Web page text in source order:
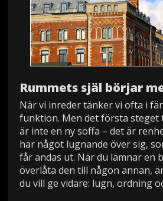
Rummets själ börjar
När vi inreder tänker vi ofta i
funktion. Men det första steget
är inte en ny soffa – det är
har något lugnande över sig,
får andas ut. När du lämnar en
överlåta den till någon annan,
du vill ge vidare: lugn, ordning